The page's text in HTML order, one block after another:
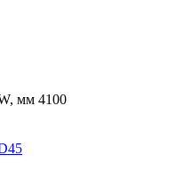
мм 4100